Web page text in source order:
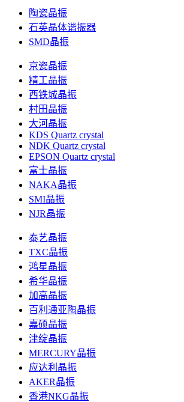
陶瓷晶振
石英晶体谐振器
SMD晶振
京瓷晶振
精工晶振
西铁城晶振
村田晶振
大河晶振
KDS Quartz crystal
NDK Quartz crystal
EPSON Quartz crystal
富士晶振
NAKA晶振
SMI晶振
NJR晶振
泰艺晶振
TXC晶振
鸿星晶振
希华晶振
加高晶振
百利通亚陶晶振
嘉硕晶振
津绽晶振
MERCURY晶振
应达利晶振
AKER晶振
香港NKG晶振